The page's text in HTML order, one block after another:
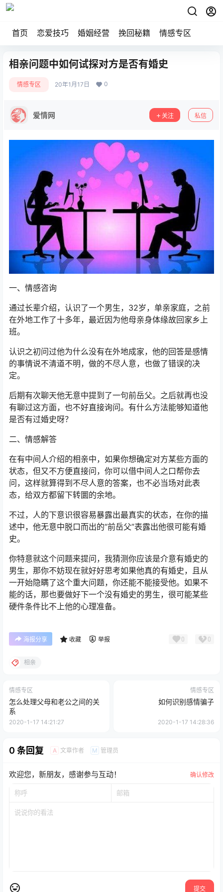
首页 恋爱技巧 婚姻经营 挽回秘籍 情感专区
相亲问题中如何试探对方是否有婚史
情感专区 20年1月17日 0
爱情网 关注 私信
一、情感咨询
通过长辈介绍，认识了一个男生，32岁，单亲家庭，之前
在外地工作了十多年，最近因为他母亲身体缘故回家乡上
班。
认识之初问过他为什么没有在外地成家，他的回答是感情
的事情说不清道不明，做的不尽人意，也做了错误的决
定。
后期有次聊天他无意中提到了一句前岳父。之后就再也没
有聊过这方面，也不好直接询问。有什么方法能够知道他
是否有过婚史呀？
二、情感解答
在有中间人介绍的相亲中，如果你想确定对方某些方面的
状态，但又不方便直接问，你可以借中间人之口帮你去
问，这样就算得到不尽人意的答案，也不必当场对此表
态，给双方都留下转圜的余地。
不过，人的下意识很容易暴露出最真实的状态，在你的描
述中，他无意中脱口而出的“前岳父”表露出他很可能有婚
史。
你特意就这个问题来提问，我猜测你应该是介意有婚史的
男生，那你不妨现在就好好思考如果他真的有婚史，且从
一开始隐瞒了这个重大问题，你还能不能接受他。如果不
能的话，那也要做好下一个没有婚史的男生，很可能某些
硬件条件比不上他的心理准备。
海报分享 收藏 举报 0 0
相亲
情感专区
怎么处理父母和老公之间的关
系
2020-1-17 14:21:27
情感专区
如何识别感情骗子
2020-1-17 14:28:36
0 条回复 A 文章作者 M 管理员
欢迎您，新朋友，感谢参与互动！ 确认修改
提交